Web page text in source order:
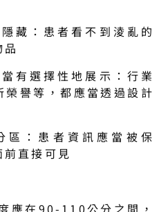
藏：患者看不到淩亂的
有選擇性地展示：行業
譽等，都應當透過設計
：患者資訊應當被保
直接可見